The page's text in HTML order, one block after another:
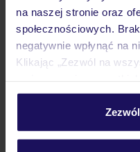
na naszej stronie oraz
społecznościowych.
negatywnie wpłynąć na
Klikając „Zezwól na
personalizować swój
Szczegółowe
Wyżywienie
Atrakcje
Ważne informacje